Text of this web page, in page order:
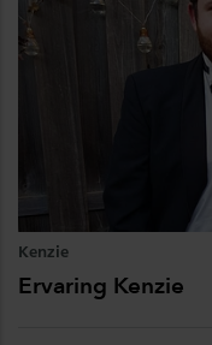
Kenzie
Ervaring Kenzie